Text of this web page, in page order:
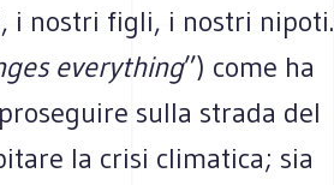
i nostri figli, i nostri nipoti.
everything”) come ha
sulla strada del
la crisi climatica; sia